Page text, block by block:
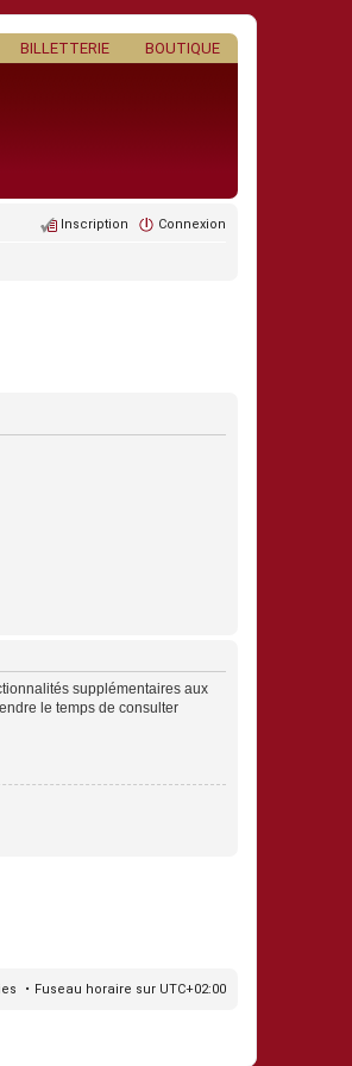
BOUTIQUE
BILLETTERIE
Connexion
Inscription
supplémentaires aux
le temps de consulter
Fuseau horaire sur UTC+02:00